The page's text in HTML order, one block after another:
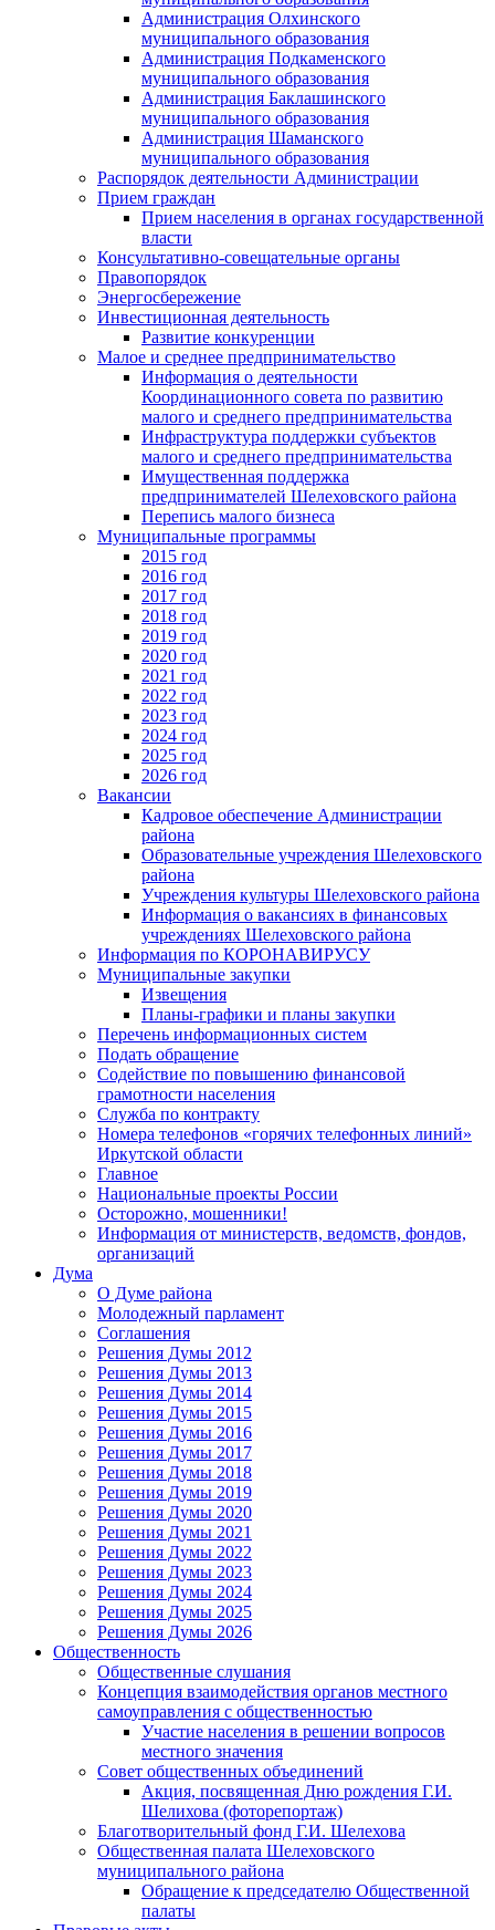
Администрация Олхинского
муниципального образования
Администрация Подкаменского
муниципального образования
Администрация Баклашинского
муниципального образования
Администрация Шаманского
муниципального образования
Распорядок деятельности Администрации
Прием граждан
Прием населения в органах государственной
власти
Консультативно-совещательные органы
Правопорядок
Энергосбережение
Инвестиционная деятельность
Развитие конкуренции
Малое и среднее предпринимательство
Информация о деятельности
Координационного совета по развитию
малого и среднего предпринимательства
Инфраструктура поддержки субъектов
малого и среднего предпринимательства
Имущественная поддержка
предпринимателей Шелеховского района
Перепись малого бизнеса
Муниципальные программы
2015 год
2016 год
2017 год
2018 год
2019 год
2020 год
2021 год
2022 год
2023 год
2024 год
2025 год
2026 год
Вакансии
Кадровое обеспечение Администрации
района
Образовательные учреждения Шелеховского
района
Учреждения культуры Шелеховского района
Информация о вакансиях в финансовых
учреждениях Шелеховского района
Информация по КОРОНАВИРУСУ
Муниципальные закупки
Извещения
Планы-графики и планы закупки
Перечень информационных систем
Подать обращение
Содействие по повышению финансовой
грамотности населения
Служба по контракту
Номера телефонов «горячих телефонных линий»
Иркутской области
Главное
Национальные проекты России
Осторожно, мошенники!
Информация от министерств, ведомств, фондов,
организаций
Дума
О Думе района
Молодежный парламент
Соглашения
Решения Думы 2012
Решения Думы 2013
Решения Думы 2014
Решения Думы 2015
Решения Думы 2016
Решения Думы 2017
Решения Думы 2018
Решения Думы 2019
Решения Думы 2020
Решения Думы 2021
Решения Думы 2022
Решения Думы 2023
Решения Думы 2024
Решения Думы 2025
Решения Думы 2026
Общественность
Общественные слушания
Концепция взаимодействия органов местного
самоуправления с общественностью
Участие населения в решении вопросов
местного значения
Совет общественных объединений
Акция, посвященная Дню рождения Г.И.
Шелихова (фоторепортаж)
Благотворительный фонд Г.И. Шелехова
Общественная палата Шелеховского
муниципального района
Обращение к председателю Общественной
палаты